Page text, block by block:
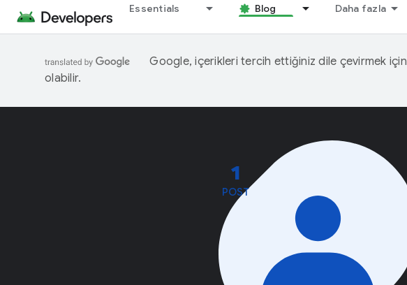
Essentials Blog Daha fazla
Google, içerikleri tercih ettiğiniz dile çevirmek
olabilir.
1
POST